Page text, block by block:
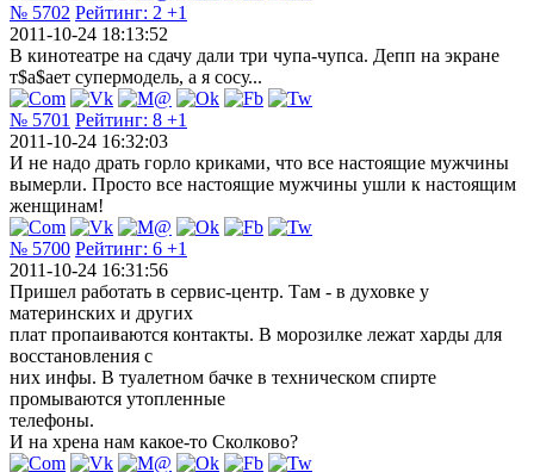
№ 5702 Рейтинг: 2 +1
2011-10-24 18:13:52
В кинотеатре на сдачу дали три чупа-чупса. Депп на экране
т$а$ает супермодель, а я сосу...
№ 5701 Рейтинг: 8 +1
2011-10-24 16:32:03
И не надо драть горло криками, что все настоящие мужчины
вымерли. Просто все настоящие мужчины ушли к настоящим
женщинам!
№ 5700 Рейтинг: 6 +1
2011-10-24 16:31:56
Пришел работать в сервис-центр. Там - в духовке у
материнских и других
плат пропаиваются контакты. В морозилке лежат харды для
восстановления с
них инфы. В туалетном бачке в техническом спирте
промываются утопленные
телефоны.
И на хрена нам какое-то Сколково?